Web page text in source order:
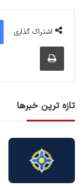
اشتراک گذاری
تازه ترین خبرها